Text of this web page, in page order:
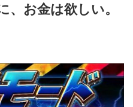
、お金は欲しい。